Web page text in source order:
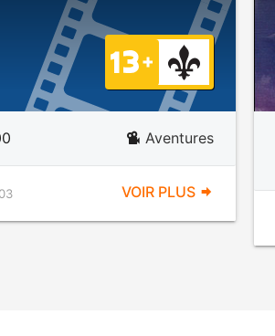
Aventures
VOIR PLUS